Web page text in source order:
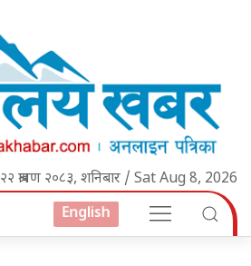
२२ श्रावण २०८३, शनिबार / Sat Aug 8, 2026
English